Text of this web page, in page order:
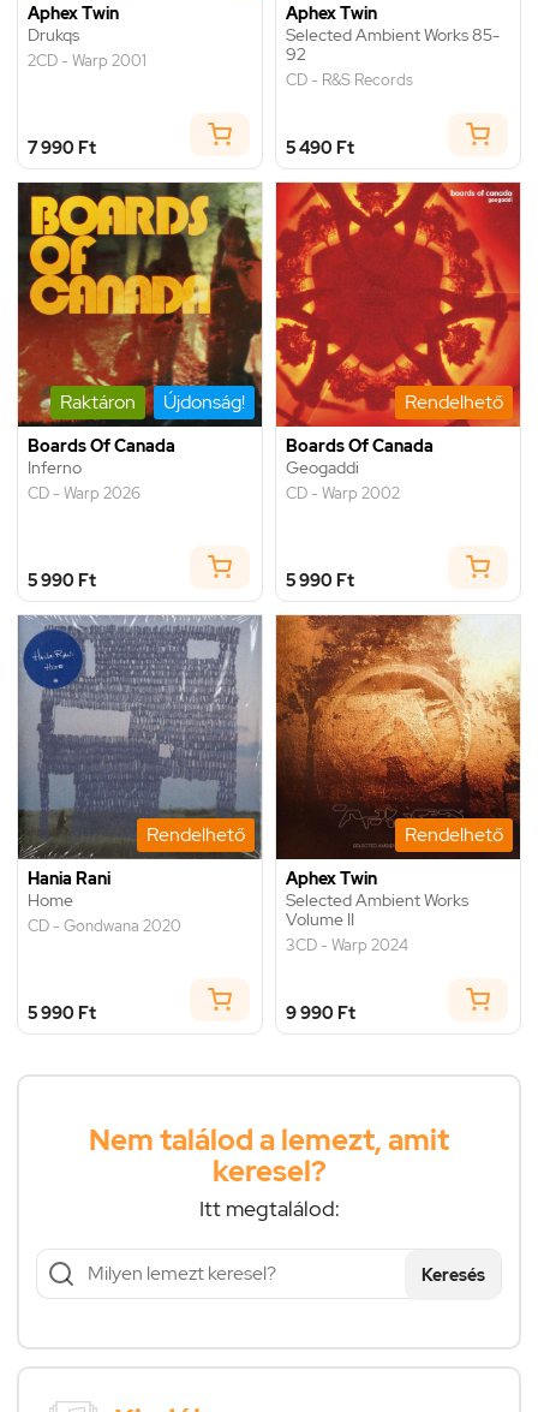
Aphex Twin
Drukqs
2CD - Warp 2001
7 990 Ft
Aphex Twin
Selected Ambient Works 85-
92
CD - R&S Records
5 490 Ft
Raktáron Újdonság!
Boards Of Canada
Inferno
CD - Warp 2026
5 990 Ft
Rendelhető
Boards Of Canada
Geogaddi
CD - Warp 2002
5 990 Ft
Rendelhető
Hania Rani
Home
CD - Gondwana 2020
5 990 Ft
Rendelhető
Aphex Twin
Selected Ambient Works
Volume II
3CD - Warp 2024
9 990 Ft
Nem találod a lemezt, amit
keresel?
Itt megtalálod:
Keresés